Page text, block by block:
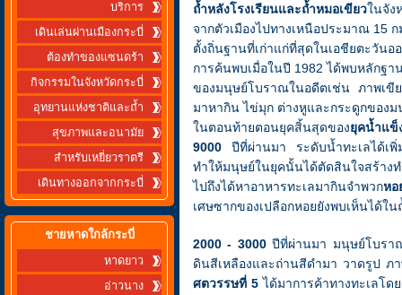
บริการ
เดินเล่นผ่านเมืองกระบี่
ต้องทำของแซนดร้า
กิจกรรมในจังหวัดกระบี่
อุทยานแห่งชาติและถ้ำ
สุขภาพและอนามัย
สำหรับเหยี่ยวราตรี
เดินทางออกจากกระบี่
ชายหาดใกล้กระบี่
หาดยาว
อ่าวนาง
ถ้ำหลังโรงเรียนและถ้ำหมอเขียวในจั
จากตัวเมืองไปทางเหนือประมาณ 15
ตั้งถิ่นฐานที่เก่าแก่ที่สุดในเอชียตะวัน
การค้นพบเมื่อในปี 1982 ได้พบหลักฐา
ของมนุษย์โบราณในอดีตเช่น ภาพเขี
มาหากิน ไข่มุก ต่างหูและกระดูกของ
ในตอนท้ายตอนยุคสิ้นสุดของยุคน้ำแข็
9000 ปีที่ผ่านมา ระดับน้ำทะเลได้เ
ทำให้มนุษย์ในยุคนั้นได้ตัดสินใจสร้า
ไปถึงได้หาอาหารทะเลมากินจำพวกหอ
เศษซากของเปลือกหอยยังพบเห็นได้ใ
2000 - 3000ปีที่ผ่านมา มนุษย์โบรา
ดินสีเหลืองและถ่านสีดำมา วาดรูป ภ
ศตวรรษที่ 5 ได้มาการค้าทางทะเลโด